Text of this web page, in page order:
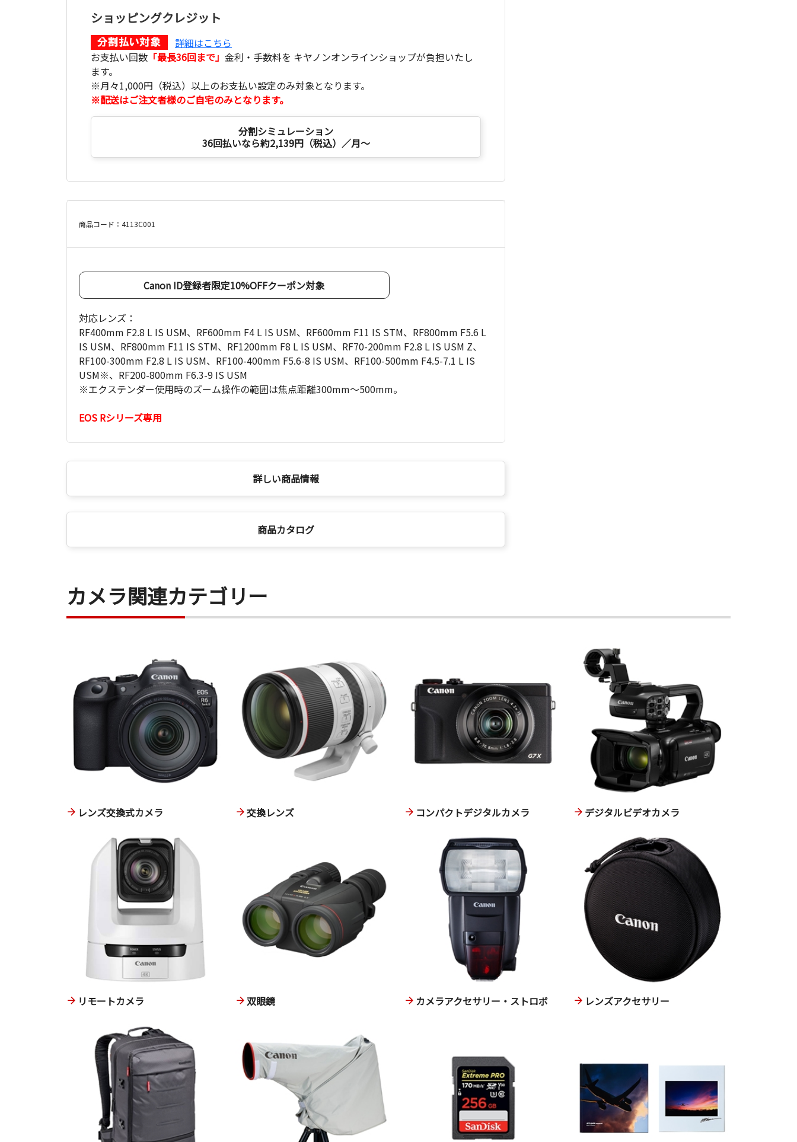
ショッピングクレジット
詳細はこちら
お支払い回数 「最長36回まで」 金利・手数料を キヤノンオンラインショップが負担いたし
ます。
※月々1,000円（税込）以上のお支払い設定のみ対象となります。
※配送はご注文者様のご自宅のみとなります。
分割シミュレーション
36回払いなら約2,139円（税込）／月～
商品コード：4113C001
Canon ID登録者限定10%OFFクーポン対象
対応レンズ：
RF400mm F2.8 L IS USM、RF600mm F4 L IS USM、RF600mm F11 IS STM、RF800mm F5.6 L
IS USM、RF800mm F11 IS STM、RF1200mm F8 L IS USM、RF70-200mm F2.8 L IS USM Z、
RF100-300mm F2.8 L IS USM、RF100-400mm F5.6-8 IS USM、RF100-500mm F4.5-7.1 L IS
USM※、RF200-800mm F6.3-9 IS USM
※エクステンダー使用時のズーム操作の範囲は焦点距離300mm～500mm。
EOS Rシリーズ専用
詳しい商品情報
商品カタログ
カメラ関連カテゴリー
レンズ交換式カメラ 交換レンズ コンパクトデジタルカメラ デジタルビデオカメラ
リモートカメラ 双眼鏡 カメラアクセサリー・ストロボ レンズアクセサリー